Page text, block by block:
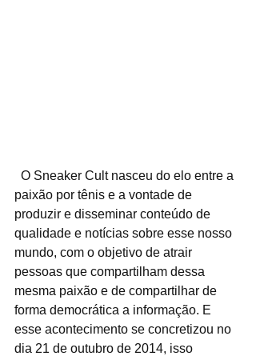
paixão por tênis e a vontade de
produzir e disseminar conteúdo de
qualidade e notícias sobre esse nosso
mundo, com o objetivo de atrair
pessoas que compartilham dessa
mesma paixão e de compartilhar de
forma democrática a informação. E
esse acontecimento se concretizou no
dia 21 de outubro de 2014, isso